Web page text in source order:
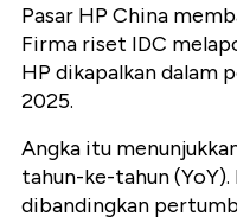
Pasar HP China
Firma riset IDC
HP dikapalkan dalam
2025.
Angka itu
tahun-ke-tahun
dibandingkan